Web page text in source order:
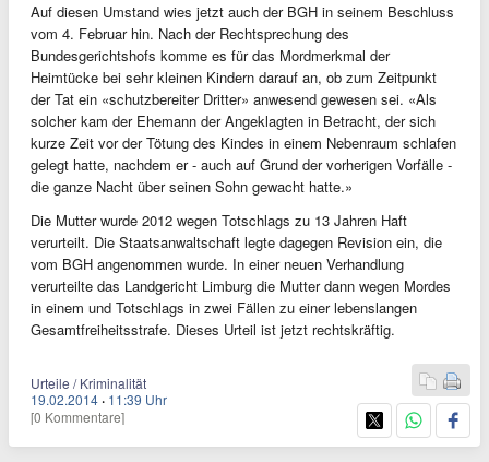
Auf diesen Umstand wies jetzt auch der BGH in seinem Beschluss
vom 4. Februar hin. Nach der Rechtsprechung des
Bundesgerichtshofs komme es für das Mordmerkmal der
Heimtücke bei sehr kleinen Kindern darauf an, ob zum Zeitpunkt
der Tat ein «schutzbereiter Dritter» anwesend gewesen sei. «Als
solcher kam der Ehemann der Angeklagten in Betracht, der sich
kurze Zeit vor der Tötung des Kindes in einem Nebenraum schlafen
gelegt hatte, nachdem er - auch auf Grund der vorherigen Vorfälle -
die ganze Nacht über seinen Sohn gewacht hatte.»
Die Mutter wurde 2012 wegen Totschlags zu 13 Jahren Haft
verurteilt. Die Staatsanwaltschaft legte dagegen Revision ein, die
vom BGH angenommen wurde. In einer neuen Verhandlung
verurteilte das Landgericht Limburg die Mutter dann wegen Mordes
in einem und Totschlags in zwei Fällen zu einer lebenslangen
Gesamtfreiheitsstrafe. Dieses Urteil ist jetzt rechtskräftig.
Urteile / Kriminalität
19.02.2014 · 11:39 Uhr
[0 Kommentare]